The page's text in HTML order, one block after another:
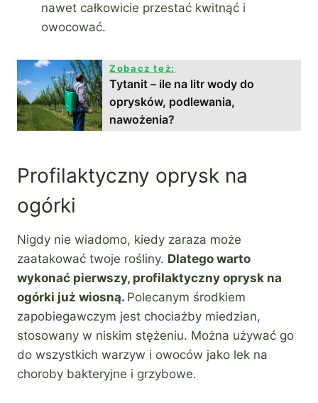
nawet całkowicie przestać kwitnąć i
owocować.
Zobacz też:
Tytanit – ile na litr wody do
oprysków, podlewania,
nawożenia?
Profilaktyczny oprysk na
ogórki
Nigdy nie wiadomo, kiedy zaraza może
zaatakować twoje rośliny. Dlatego warto
wykonać pierwszy, profilaktyczny oprysk na
ogórki już wiosną. Polecanym środkiem
zapobiegawczym jest chociażby miedzian,
stosowany w niskim stężeniu. Można używać go
do wszystkich warzyw i owoców jako lek na
choroby bakteryjne i grzybowe.